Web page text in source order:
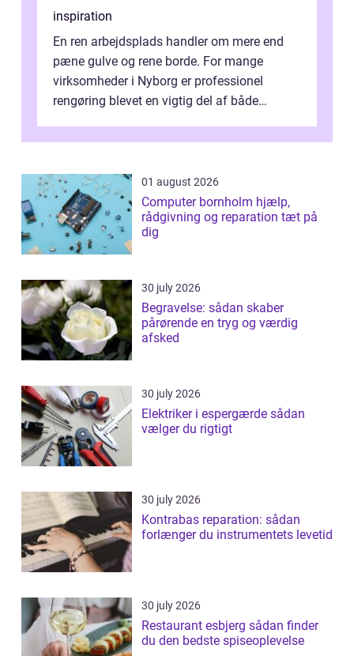
inspiration
En ren arbejdsplads handler om mere end
pæne gulve og rene borde. For mange
virksomheder i Nyborg er professionel
rengøring blevet en vigtig del af både
samlede ...
01 august 2026
Computer bornholm hjælp,
rådgivning og reparation tæt på
dig
30 july 2026
Begravelse: sådan skaber
pårørende en tryg og værdig
afsked
30 july 2026
Elektriker i espergærde sådan
vælger du rigtigt
30 july 2026
Kontrabas reparation: sådan
forlænger du instrumentets levetid
30 july 2026
Restaurant esbjerg sådan finder
du den bedste spiseoplevelse